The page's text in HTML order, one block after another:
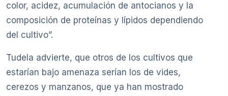
color, acidez, acumulación de antocianos y la
composición de proteínas y lípidos dependiendo
del cultivo”.
Tudela advierte, que otros de los cultivos que
estarían bajo amenaza serían los de vides,
cerezos y manzanos, que ya han mostrado